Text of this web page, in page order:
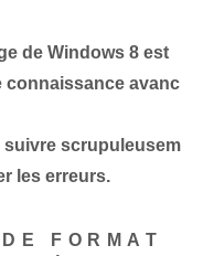
de Windows 8 est
connaissance avanc
suivre scrupuleusem
les erreurs.
FORMAT